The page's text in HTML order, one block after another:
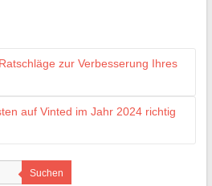
zur Verbesserung Ihres
auf Vinted im Jahr 2024 richtig
Suchen